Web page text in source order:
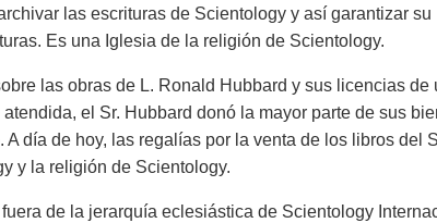
las escrituras de Scientology y así garantizar su
Es una Iglesia de la religión de Scientology.
las obras de L. Ronald Hubbard y sus licencias de
el Sr. Hubbard donó la mayor parte de sus
día de hoy, las regalías por la venta de los libros del
y la religión de Scientology.
de la jerarquía eclesiástica de Scientology